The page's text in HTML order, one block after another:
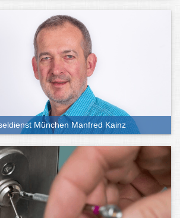
München Manfred Kainz